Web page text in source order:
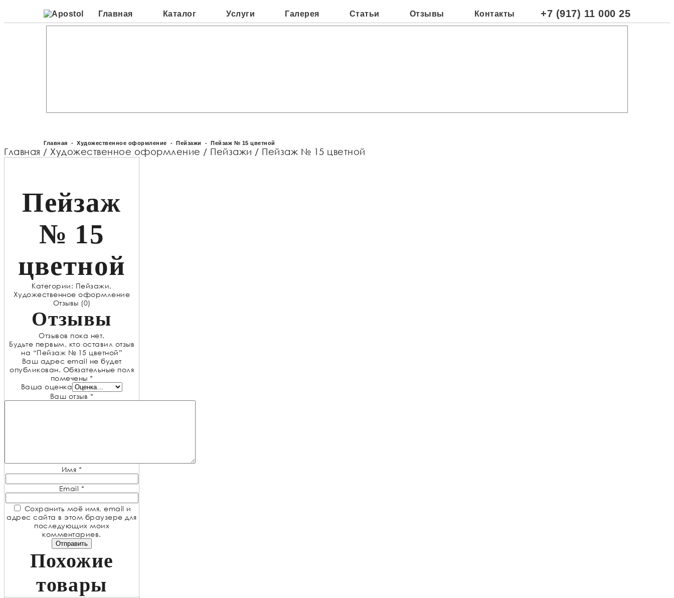
Главная Каталог Услуги Галерея Статьи Отзывы Контакты +7 (917) 11 000 25
Главная - Художественное оформление - Пейзажи - Пейзаж № 15 цветной
Главная / Художественное оформление / Пейзажи / Пейзаж № 15 цветной
Пейзаж
№ 15
цветной
Категории: Пейзажи,
Художественное оформление
Отзывы (0)
Отзывы
Отзывов пока нет.
Будьте первым, кто оставил отзыв
на “Пейзаж № 15 цветной”
Ваш адрес email не будет
опубликован. Обязательные поля
помечены *
Ваша оценка
Ваш отзыв *
Имя *
Email *
Сохранить моё имя, email и
адрес сайта в этом браузере для
последующих моих
комментариев.
Похожие
товары